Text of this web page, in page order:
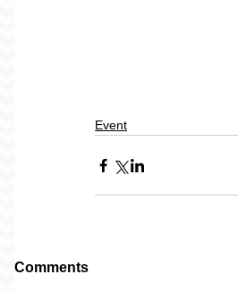
Event
Comments